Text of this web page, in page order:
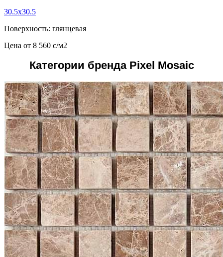
30.5x30.5
Поверхность: глянцевая
Цена от 8 560 c/м2
Категории бренда Pixel Mosaic